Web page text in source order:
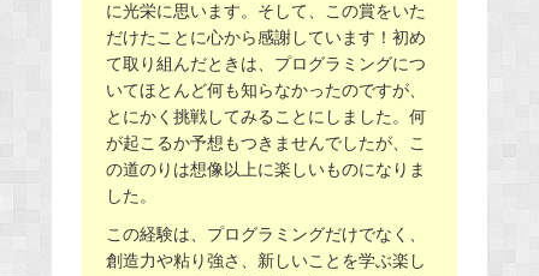
に光栄に思います。そして、この賞をいた
だけたことに心から感謝しています！初め
て取り組んだときは、プログラミングにつ
いてほとんど何も知らなかったのですが、
とにかく挑戦してみることにしました。何
が起こるか予想もつきませんでしたが、こ
の道のりは想像以上に楽しいものになりま
した。
この経験は、プログラミングだけでなく、
創造力や粘り強さ、新しいことを学ぶ楽し